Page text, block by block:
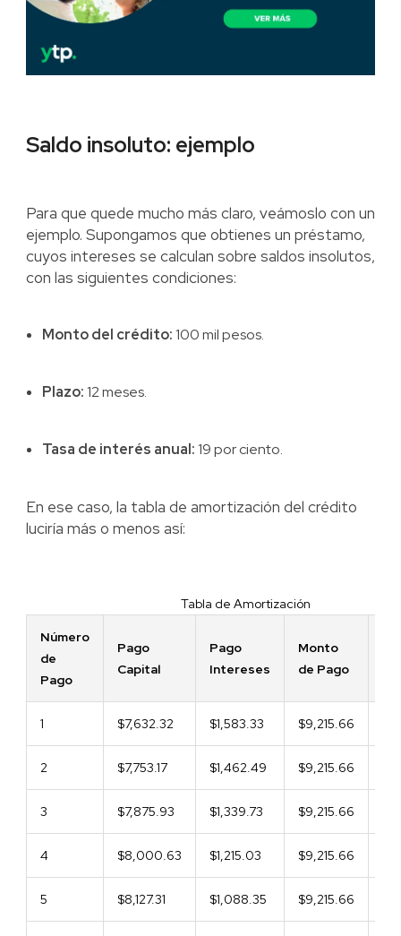
Saldo insoluto: ejemplo
Para que quede mucho más claro, veámoslo con un
ejemplo. Supongamos que obtienes un préstamo,
cuyos intereses se calculan sobre saldos insolutos,
con las siguientes condiciones:
Monto del crédito:100 mil pesos.
Plazo:12 meses.
Tasa de interés anual:19 por ciento.
En ese caso, la tabla de amortización del crédito
luciría más o menos así:
Tabla de Amortización
Número
de
Pago
Pago
Capital
Pago
Intereses
Monto
de Pago
1 $7,632.32 $1,583.33 $9,215.66
2 $7,753.17 $1,462.49 $9,215.66
3 $7,875.93 $1,339.73 $9,215.66
4 $8,000.63 $1,215.03 $9,215.66
5 $8,127.31 $1,088.35 $9,215.66